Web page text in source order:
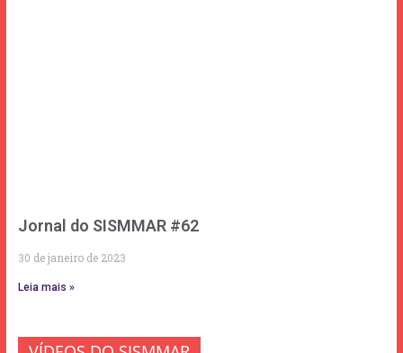
Jornal do SISMMAR #62
30 de janeiro de 2023
Leia mais »